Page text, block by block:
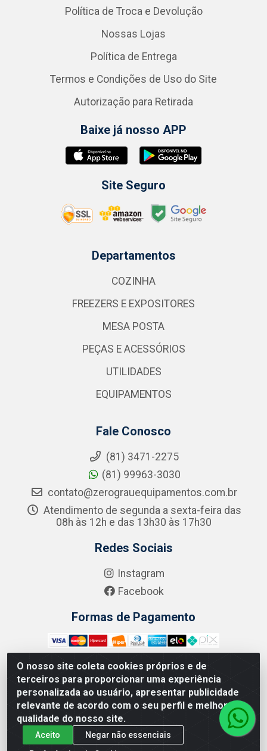
O nosso site coleta cookies próprios e de
terceiros para proporcionar uma experiência
personalizada ao usuário, apresentar publicidade
relevante de acordo com o seu perfil e melhorar a
qualidade do nosso site.
Aceito
Negar não essenciais
Política de Troca e Devolução
Nossas Lojas
Política de Entrega
Termos e Condições de Uso do Site
Autorização para Retirada
Baixe já nosso APP
Site Seguro
Departamentos
COZINHA
FREEZERS E EXPOSITORES
MESA POSTA
PEÇAS E ACESSÓRIOS
UTILIDADES
EQUIPAMENTOS
Fale Conosco
(81) 3471-2275
(81) 99963-3030
contato@zerograuequipamentos.com.br
Atendimento de segunda a sexta-feira das
08h às 12h e das 13h30 às 17h30
Redes Sociais
Instagram
Facebook
Formas de Pagamento
Zero Grau - Rua Jean Emile Favre, 746 - Ipsep,
Recife/PE - CEP 51.190-450 - CNPJ 09.132.989/0001-61